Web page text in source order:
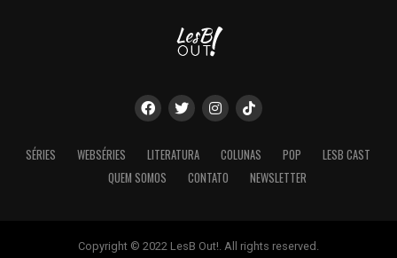
SÉRIES WEBSÉRIES LITERATURA COLUNAS POP
LESB CAST
QUEM SOMOS
CONTATO NEWSLETTER
Copyright © 2022 LesB Out!. All rights reserved.